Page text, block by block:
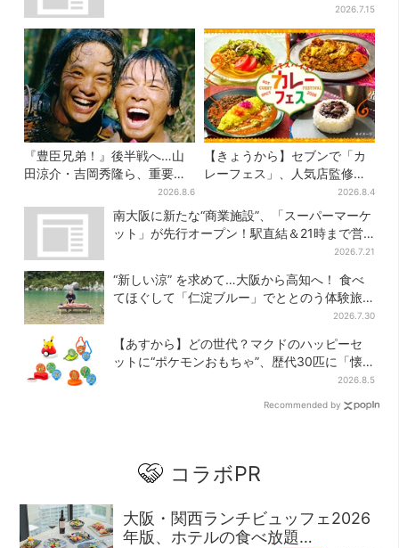
2026.7.15
『豊臣兄弟！』後半戦へ…山
田涼介・吉岡秀隆ら、重要人
物のビジュアル解禁でSNS興
奮「キター！！」
2026.8.6
【きょうから】セブンで「カ
レーフェス」、人気店監修メ
ニューなど全15品！お得な割
引キャンペーンは2週間だけ
2026.8.4
南大阪に新たな“商業施設”、「スーパーマーケ
ット」が先行オープン！駅直結＆21時まで営
2026.7.21
“新しい涼” を求めて…大阪から高知へ！ 食べ
てほぐして「仁淀ブルー」でととのう体験旅
2026.7.30
【あすから】どの世代？マクドのハッピーセ
ットに“ポケモンおもちゃ”、歴代30匹に「懐
2026.8.5
Recommended by
コラボPR
大阪・関西ランチビュッフェ2026
年版、ホテルの食べ放題…